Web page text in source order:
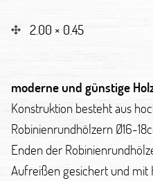
2.00 × 0.45
moderne und günstige
Konstruktion besteht aus
Robinienrundhölzern Ø16-
Enden der
Aufreißen gesichert und mit